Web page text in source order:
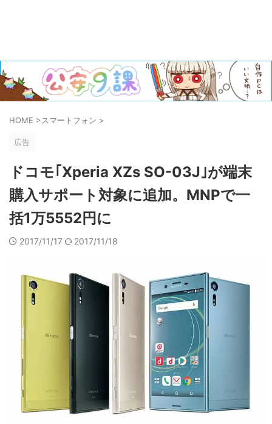
HOME >スマートフォン >
広告
ドコモ｢Xperia XZs SO-03J｣が端末
購入サポート対象に追加。MNPで一
括1万5552円に
2017/11/17 2017/11/18